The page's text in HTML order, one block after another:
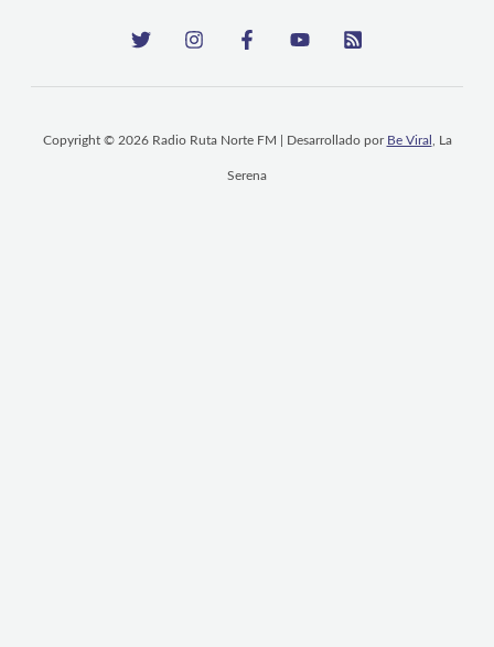
Copyright © 2026 Radio Ruta Norte FM | Desarrollado por Be Viral , La
Serena